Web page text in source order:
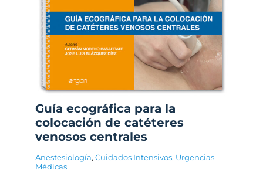
Guía ecográfica para la
colocación de catéteres
venosos centrales
Anestesiología, Cuidados Intensivos, Urgencias
Médicas